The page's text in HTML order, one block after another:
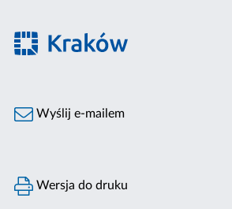
Wyślij e-mailem
Wersja do druku